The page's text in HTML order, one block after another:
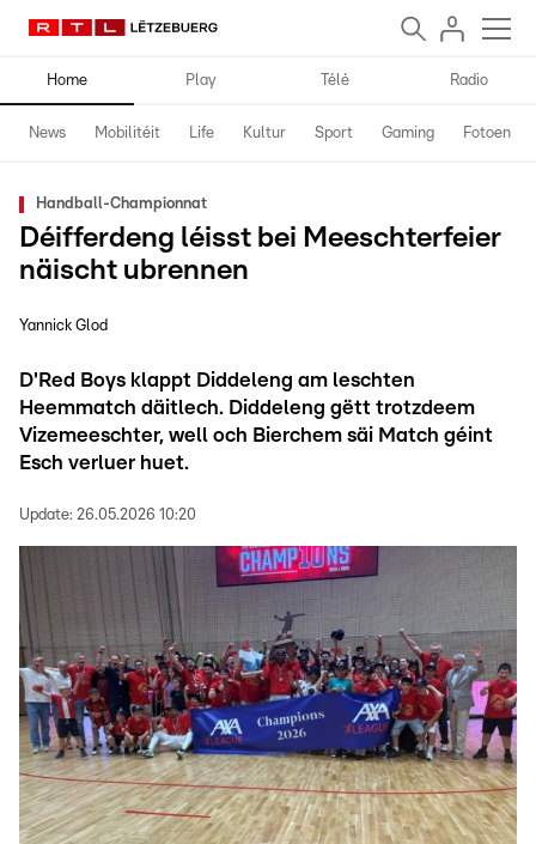
Home Play Télé Radio
News Mobilitéit Life Kultur Sport Gaming Fotoen
Handball-Championnat
Déifferdeng léisst bei Meeschterfeier
näischt ubrennen
Yannick Glod
D'Red Boys klappt Diddeleng am leschten
Heemmatch däitlech. Diddeleng gëtt trotzdeem
Vizemeeschter, well och Bierchem säi Match géint
Esch verluer huet.
Update: 26.05.2026 10:20